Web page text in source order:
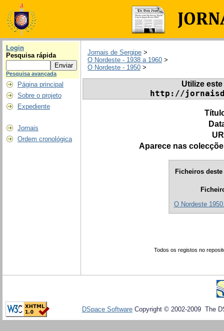
Login
Pesquisa rápida
Pesquisa avançada
Página principal
Sobre o projeto
Expediente
Jornais
Ordem cronológica
Jornais de Sergipe >
O Nordeste - 1938 a 1960 >
O Nordeste - 1950 >
Utilize
http://
Aparece nas
Ficheiros
O Nordeste
Todos os registos no
DSpace Software Copyright © 2002-2009 The